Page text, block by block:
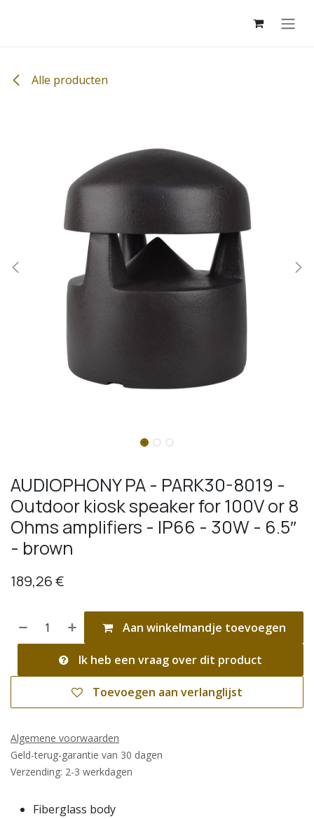
Alle producten
AUDIOPHONY PA - PARK30-8019 -
Outdoor kiosk speaker for 100V or 8
Ohms amplifiers - IP66 - 30W - 6.5″
- brown
189,26€
Aan winkelmandje toevoegen
Ik heb een vraag over dit product
Toevoegen aan verlanglijst
Algemene voorwaarden
Geld-terug-garantie van 30 dagen
Verzending: 2-3 werkdagen
Fiberglass body